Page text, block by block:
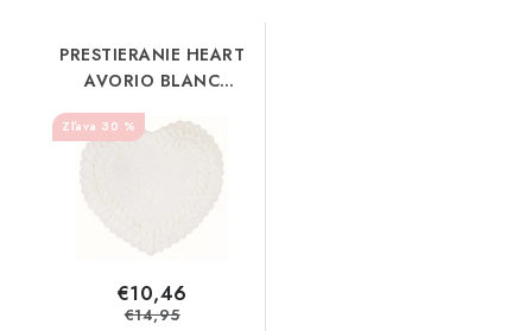
PRESTIERANIE HEART
AVORIO BLANC
MARICLO
(A2927999AV)
30 %
€10,46
€14,95